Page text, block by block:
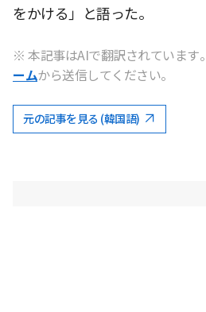
をかける」と語った。
※ 本記事はAIで翻訳されています
ームから送信してください。
元の記事を見る (韓国語)